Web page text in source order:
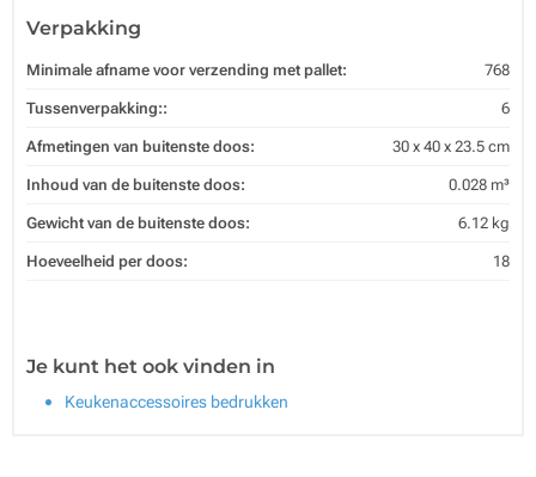
Verpakking
Minimale afname voor verzending met pallet: 768
Tussenverpakking:: 6
Afmetingen van buitenste doos: 30 x 40 x 23.5 cm
Inhoud van de buitenste doos: 0.028 m³
Gewicht van de buitenste doos: 6.12 kg
Hoeveelheid per doos: 18
Je kunt het ook vinden in
Keukenaccessoires bedrukken